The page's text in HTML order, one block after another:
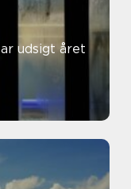
udsigt året